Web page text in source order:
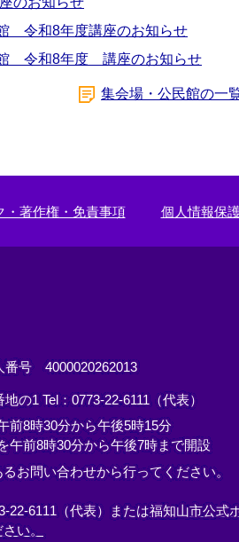
令和8年度講座のお知らせ
令和8年度 講座のお知らせ
集会場・公民館の一
・著作権・免責事項 個人情報保
番号 4000020262013
地の1 Tel：0773-22-6111（代表）
前8時30分から午後5時15分
午前8時30分から午後7時まで開設
お問い合わせから行ってください。
22-6111（代表）または福知山市公式
い。